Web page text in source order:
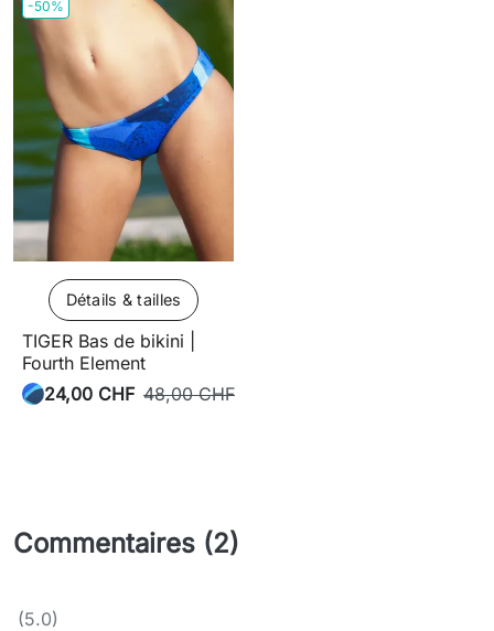
-50%
Détails & tailles
TIGER Bas de bikini |
Fourth Element
24,00 CHF 48,00 CHF
Commentaires (2)
(5.0)